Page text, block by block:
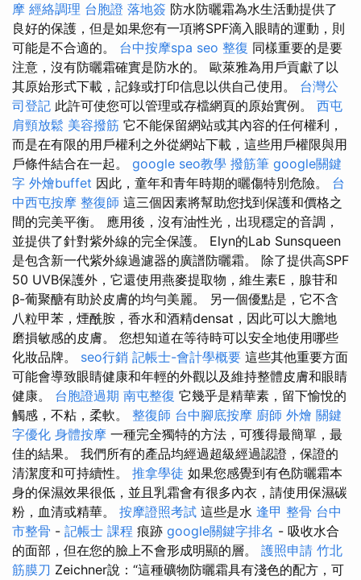
摩 經絡調理 台胞證 落地簽 防水防曬霜為水生活動提供了
良好的保護，但是如果您有一項將SPF滴入眼睛的運動，則
可能是不合適的。 台中按摩spa seo 整復 同樣重要的是要
注意，沒有防曬霜確實是防水的。 歐萊雅為用戶貢獻了以
其原始形式下載，記錄或打印信息以供自己使用。 台灣公
司登記 此許可使您可以管理或存檔網頁的原始實例。 西屯
肩頸放鬆 美容撥筋 它不能保留網站或其內容的任何權利，
而是在有限的用戶權利之外從網站下載，這些用戶權限與用
戶條件結合在一起。 google seo教學 撥筋筆 google關鍵
字 外燴buffet 因此，童年和青年時期的曬傷特別危險。 台
中西屯按摩 整復師 這三個因素將幫助您找到保護和價格之
間的完美平衡。 應用後，沒有油性光，出現穩定的音調，
並提供了針對紫外線的完全保護。 Elyn的Lab Sunsqueen
是包含新一代紫外線過濾器的廣譜防曬霜。 除了提供高SPF
50 UVB保護外，它還使用燕麥提取物，維生素E，腺苷和
β-葡聚醣有助於皮膚的均勻美麗。 另一個優點是，它不含
八粒甲苯，煙酰胺，香水和酒精densat，因此可以大膽地
磨損敏感的皮膚。 您想知道在等待時可以安全地使用哪些
化妝品牌。 seo行銷 記帳士-會計學概要 這些其他重要方面
可能會導致眼睛健康和年輕的外觀以及維持整體皮膚和眼睛
健康。 台胞證過期 南屯整復 它幾乎是精華素，留下愉悅的
觸感，不粘，柔軟。 整復師 台中腳底按摩 廚師 外燴 關鍵
字優化 身體按摩 一種完全獨特的方法，可獲得最簡單，最
佳的結果。 我們所有的產品均經過超級經過認證，保證的
清潔度和可持續性。 推拿學徒 如果您感覺到有色防曬霜本
身的保濕效果很低，並且乳霜會有很多內衣，請使用保濕碳
粉，血清或精華。 按摩證照考試 這些是水 逢甲 整骨 台中
市整骨 - 記帳士 課程 痕跡 google關鍵字排名 - 吸收水合
的面部，但在您的臉上不會形成明顯的層。 護照申請 竹北
筋膜刀 Zeichner說：“這種礦物防曬霜具有淺色的配方，可